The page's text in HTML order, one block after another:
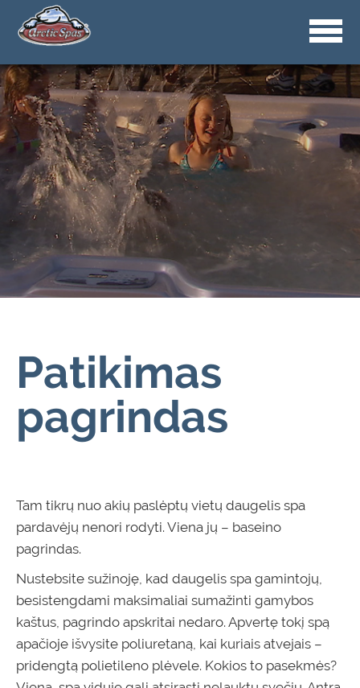
Patikimas
pagrindas
Tam tikrų nuo akių paslėptų vietų daugelis spa
pardavėjų nenori rodyti. Viena jų – baseino
pagrindas.
Nustebsite sužinoję, kad daugelis spa gamintojų,
besistengdami maksimaliai sumažinti gamybos
kaštus, pagrindo apskritai nedaro. Apvertę tokį spą
apačioje išvysite poliuretaną, kai kuriais atvejais –
pridengtą polietileno plėvele. Kokios to pasekmės?